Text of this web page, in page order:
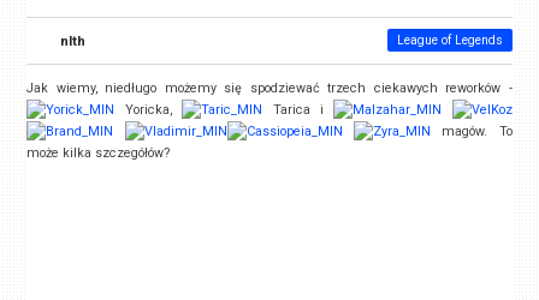
nlth League of Legends
Jak wiemy, niedługo możemy się spodziewać trzech ciekawych reworków -
Yoricka,
Tarica i
magów. To
może kilka szczegółów?